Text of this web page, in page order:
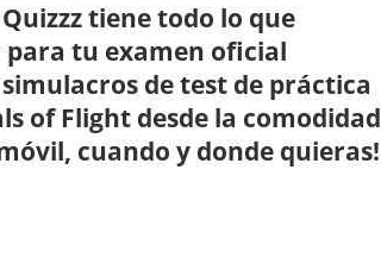
tiene todo lo que
tu examen oficial
simulacros de test de práctica
of Flight desde la comodidad
cuando y donde quieras!